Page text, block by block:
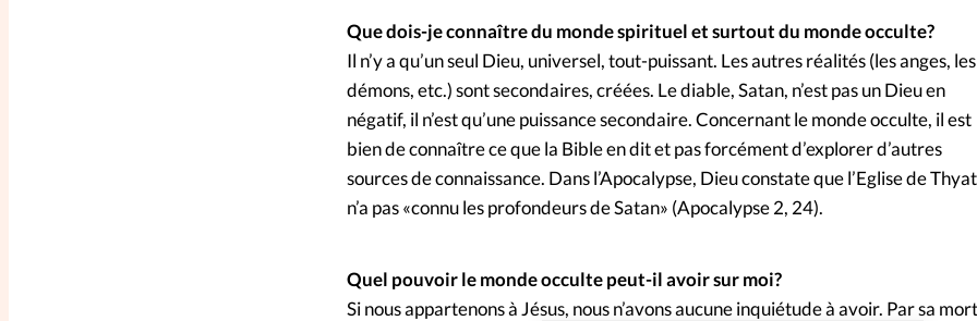
Que dois-je connaître du monde spirituel et surtout du monde occulte?
Il n’y a qu’un seul Dieu, universel, tout-puissant. Les autres réalités (les anges, les
démons, etc.) sont secondaires, créées. Le diable, Satan, n’est pas un Dieu en
négatif, il n’est qu’une puissance secondaire. Concernant le monde occulte, il est
bien de connaître ce que la Bible en dit et pas forcément d’explorer d’autres
sources de connaissance. Dans l’Apocalypse, Dieu constate que l’Eglise de
n’a pas «connu les profondeurs de Satan» (Apocalypse 2, 24).
Quel pouvoir le monde occulte peut-il avoir sur moi?
Si nous appartenons à Jésus, nous n’avons aucune inquiétude à avoir. Par sa